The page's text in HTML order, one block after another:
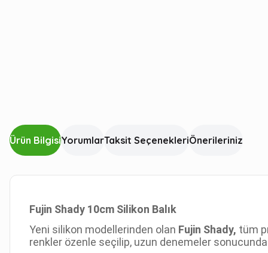
Ürün BilgisiYorumlarTaksit SeçenekleriÖnerileriniz
Fujin Shady 10cm Silikon Balık
Yeni silikon modellerinden olan Fujin Shady, tüm
renkler özenle seçilip, uzun denemeler